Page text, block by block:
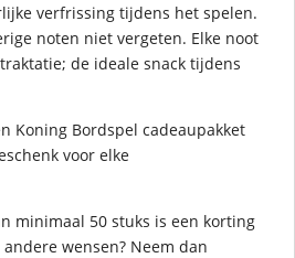
verfrissing tijdens het spelen.
noten niet vergeten. Elke noot
de ideale snack tijdens
Koning Bordspel cadeaupakket
voor elke
minimaal 50 stuks is een korting
wensen? Neem dan